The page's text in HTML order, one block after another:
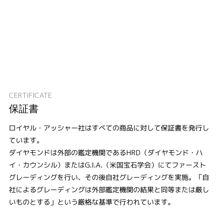
CERTIFICATE
保証書
ロイヤル・アッシャー社はすべての商品に対して保証書を発行し
ています。
ダイヤモンドは外部の鑑定機関であるHRD（ダイヤモンド・ハ
イ・カウンシル）またはG.I.A.（米国宝石学会）にてファースト
グレーディングを行い、その後自社グレーディングを実施。「自
社によるグレーディングは外部鑑定機関の結果と同等または厳し
いものとする」という厳格な基準で行われています。